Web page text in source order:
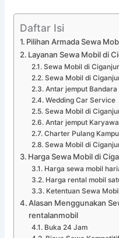
Daftar Isi
Pilihan Armada Sewa
Layanan Sewa Mobil di
Sewa Mobil di
Sewa Mobil di
Antar jemput Bandara
Wedding Car Service
Sewa Mobil di
Antar jemput
Charter Pulang
Sewa Mobil di
Harga Sewa Mobil di
Harga sewa mobil
Harga rental mobil
Ketentuan Sewa
Alasan Menggunakan
rentalanmobil
Buka 24 Jam